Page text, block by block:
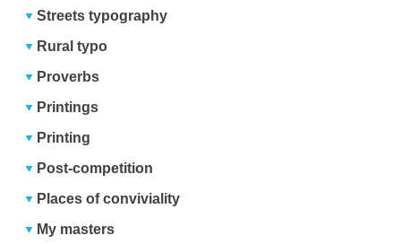
Streets typography
Rural typo
Proverbs
Printings
Printing
Post-competition
Places of conviviality
My masters